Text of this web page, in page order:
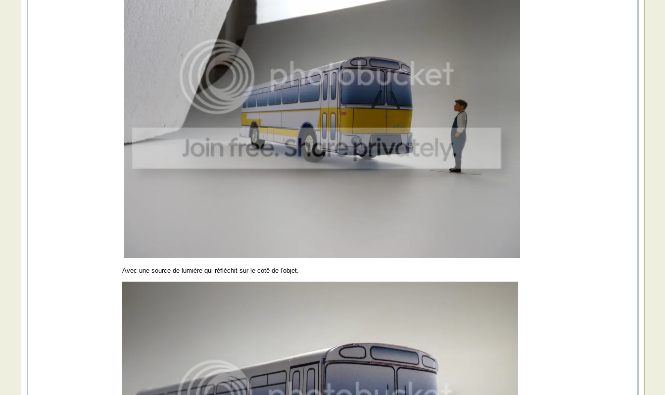
Avec une source de lumière qui réfléchit sur le cotê de l'objet.